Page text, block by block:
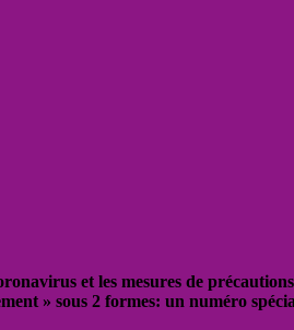
et les mesures de
» sous 2 formes: un numéro